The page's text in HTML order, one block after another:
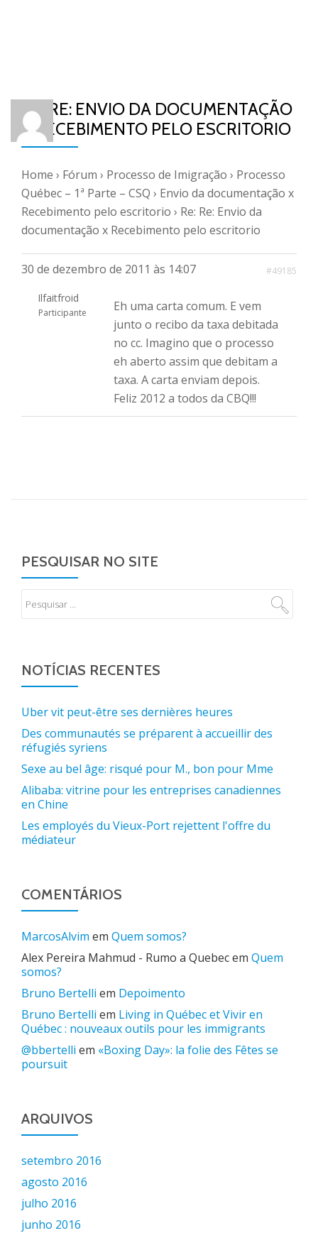
RE: RE: ENVIO DA DOCUMENTAÇÃO
X RECEBIMENTO PELO ESCRITORIO
Home › Fórum › Processo de Imigração › Processo
Québec – 1ª Parte – CSQ › Envio da documentação x
Recebimento pelo escritorio › Re: Re: Envio da
documentação x Recebimento pelo escritorio
30 de dezembro de 2011 às 14:07 #49185
Ilfaitfroid
Participante
Eh uma carta comum. E vem
junto o recibo da taxa debitada
no cc. Imagino que o processo
eh aberto assim que debitam a
taxa. A carta enviam depois.
Feliz 2012 a todos da CBQ!!!
PESQUISAR NO SITE
NOTÍCIAS RECENTES
Uber vit peut-être ses dernières heures
Des communautés se préparent à accueillir des
réfugiés syriens
Sexe au bel âge: risqué pour M., bon pour Mme
Alibaba: vitrine pour les entreprises canadiennes
en Chine
Les employés du Vieux-Port rejettent l'offre du
médiateur
COMENTÁRIOS
MarcosAlvim em Quem somos?
Alex Pereira Mahmud - Rumo a Quebecem Quem
somos?
Bruno Bertelli em Depoimento
Bruno Bertelli em Living in Québec et Vivir en
Québec : nouveaux outils pour les immigrants
@bbertelli em «Boxing Day»: la folie des Fêtes se
poursuit
ARQUIVOS
setembro 2016
agosto 2016
julho 2016
junho 2016